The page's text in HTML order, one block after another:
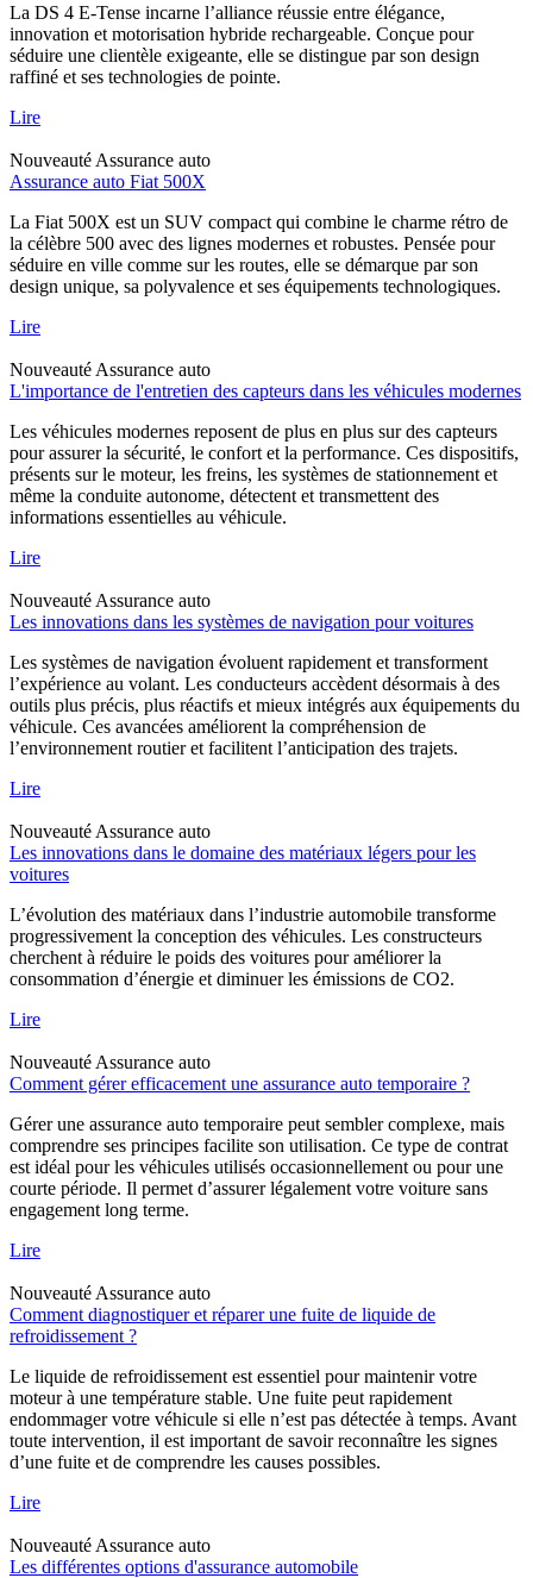
La DS 4 E-Tense incarne l’alliance réussie entre élégance,
innovation et motorisation hybride rechargeable. Conçue pour
séduire une clientèle exigeante, elle se distingue par son design
raffiné et ses technologies de pointe.
Lire
Nouveauté Assurance auto
Assurance auto Fiat 500X
La Fiat 500X est un SUV compact qui combine le charme rétro de
la célèbre 500 avec des lignes modernes et robustes. Pensée pour
séduire en ville comme sur les routes, elle se démarque par son
design unique, sa polyvalence et ses équipements technologiques.
Lire
Nouveauté Assurance auto
L'importance de l'entretien des capteurs dans les véhicules modernes
Les véhicules modernes reposent de plus en plus sur des capteurs
pour assurer la sécurité, le confort et la performance. Ces dispositifs,
présents sur le moteur, les freins, les systèmes de stationnement et
même la conduite autonome, détectent et transmettent des
informations essentielles au véhicule.
Lire
Nouveauté Assurance auto
Les innovations dans les systèmes de navigation pour voitures
Les systèmes de navigation évoluent rapidement et transforment
l’expérience au volant. Les conducteurs accèdent désormais à des
outils plus précis, plus réactifs et mieux intégrés aux équipements du
véhicule. Ces avancées améliorent la compréhension de
l’environnement routier et facilitent l’anticipation des trajets.
Lire
Nouveauté Assurance auto
Les innovations dans le domaine des matériaux légers pour les
voitures
L’évolution des matériaux dans l’industrie automobile transforme
progressivement la conception des véhicules. Les constructeurs
cherchent à réduire le poids des voitures pour améliorer la
consommation d’énergie et diminuer les émissions de CO2.
Lire
Nouveauté Assurance auto
Comment gérer efficacement une assurance auto temporaire ?
Gérer une assurance auto temporaire peut sembler complexe, mais
comprendre ses principes facilite son utilisation. Ce type de contrat
est idéal pour les véhicules utilisés occasionnellement ou pour une
courte période. Il permet d’assurer légalement votre voiture sans
engagement long terme.
Lire
Nouveauté Assurance auto
Comment diagnostiquer et réparer une fuite de liquide de
refroidissement ?
Le liquide de refroidissement est essentiel pour maintenir votre
moteur à une température stable. Une fuite peut rapidement
endommager votre véhicule si elle n’est pas détectée à temps. Avant
toute intervention, il est important de savoir reconnaître les signes
d’une fuite et de comprendre les causes possibles.
Lire
Nouveauté Assurance auto
Les différentes options d'assurance automobile